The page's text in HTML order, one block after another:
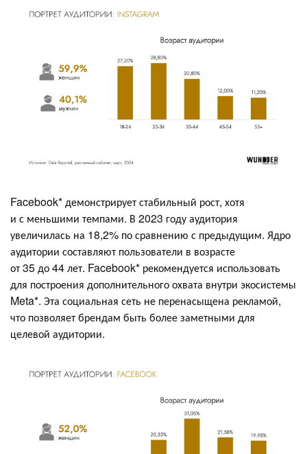
Facebook* демонстрирует стабильный рост, хотя
и с меньшими темпами. В 2023 году аудитория
увеличилась на 18,2% по сравнению с предыдущим. Ядро
аудитории составляют пользователи в возрасте
от 35 до 44 лет. Facebook* рекомендуется использовать
для построения дополнительного охвата внутри экосистемы
Meta*. Эта социальная сеть не перенасыщена рекламой,
что позволяет брендам быть более заметными для
целевой аудитории​​.